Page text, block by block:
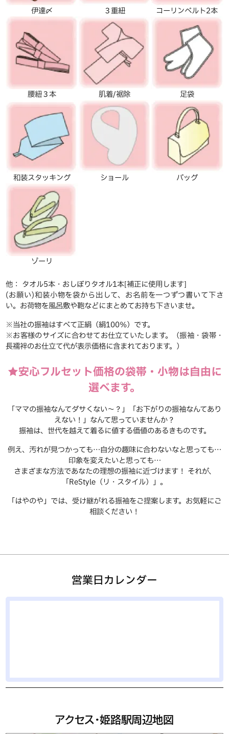
伊達〆 ３重紐 コーリンベルト2本
腰紐３本 肌着/裾除 足袋
和装スタッキング ショール バッグ
ゾーリ
他： タオル5本・おしぼりタオル1本[補正に使用します]
(お願い)和装小物を袋から出して、お名前を一つずつ書いて下さ
い。お荷物を風呂敷や鞄などにまとめてお持ち下さいませ。
※当社の振袖はすべて正絹（絹100％）です。
※お客様のサイズに合わせてお仕立ていたします。（振袖・袋帯・
長襦袢のお仕立て代が表示価格に含まれております。）
★安心フルセット価格の袋帯・小物は自由に
選べます。
「ママの振袖なんてダサくない～？」「お下がりの振袖なんてあり
えない！」なんて思っていませんか？
振袖は、世代を越えて着るに値する価値のあるきものです。
例え、汚れが見つかっても…自分の趣味に合わないなと思っても…
印象を変えたいと思っても…
さまざまな方法であなたの理想の振袖に近づけます！ それが、
「ReStyle（リ・スタイル）」。
「はやのや」では、受け継がれる振袖をご提案します。お気軽にご
相談ください！
営業日カレンダー
アクセス・姫路駅周辺地図